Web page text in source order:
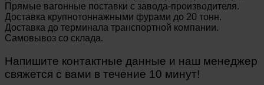
Прямые вагонные поставки с завода-производителя.
Доставка крупнотоннажными фурами до 20 тонн.
Доставка до терминала транспортной компании.
Самовывоз со склада.
Напишите контактные данные и наш менеджер
свяжется с вами в течение 10 минут!